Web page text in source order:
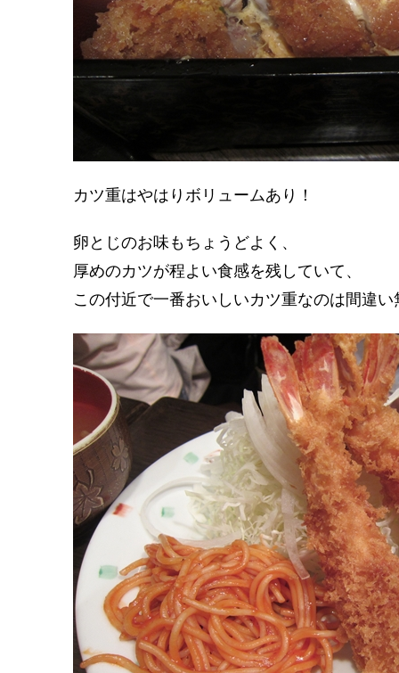
カツ重はやはりボリュームあり！
卵とじのお味もちょうどよく、
厚めのカツが程よい食感を残していて、
この付近で一番おいしいカツ重なのは間違い